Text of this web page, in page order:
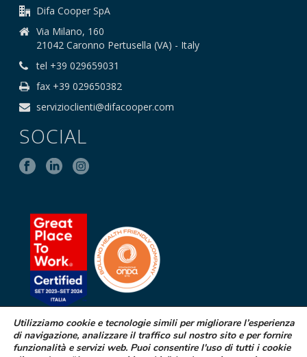
Difa Cooper SpA
Via Milano, 160
21042 Caronno Pertusella (VA) - Italy
tel +39 029659031
fax +39 029650382
servizioclienti@difacooper.com
SOCIAL
SEGNALAZIONE DI EFFETTI
Utilizziamo cookie e tecnologie simili per migliorare l’esperienza
di navigazione, analizzare il traffico sul nostro sito e per fornire
funzionalità e servizi web. Puoi consentire l'uso di tutti i cookie